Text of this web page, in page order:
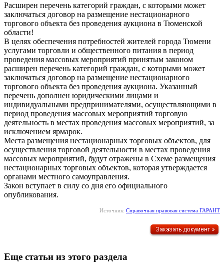
Расширен перечень категорий граждан, с которыми может
заключаться договор на размещение нестационарного
торгового объекта без проведения аукциона в Тюменской
области!
В целях обеспечения потребностей жителей города Тюмени
услугами торговли и общественного питания в период
проведения массовых мероприятий принятым законом
расширен перечень категорий граждан, с которыми может
заключаться договор на размещение нестационарного
торгового объекта без проведения аукциона. Указанный
перечень дополнен юридическими лицами и
индивидуальными предпринимателями, осуществляющими в
период проведения массовых мероприятий торговую
деятельность в местах проведения массовых мероприятий, за
исключением ярмарок.
Места размещения нестационарных торговых объектов, для
осуществления торговой деятельности в местах проведения
массовых мероприятий, будут отражены в Схеме размещения
нестационарных торговых объектов, которая утверждается
органами местного самоуправления.
Закон вступает в силу со дня его официального
опубликования.
Источник: Справочная правовая система ГАРАНТ
Еще статьи из этого раздела